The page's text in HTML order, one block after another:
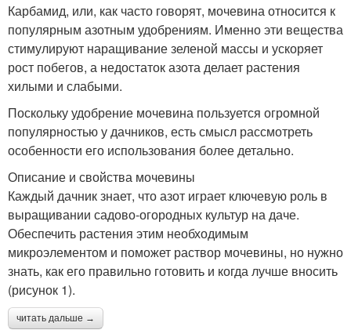
Карбамид, или, как часто говорят, мочевина относится к
популярным азотным удобрениям. Именно эти вещества
стимулируют наращивание зеленой массы и ускоряет
рост побегов, а недостаток азота делает растения
хилыми и слабыми.
Поскольку удобрение мочевина пользуется огромной
популярностью у дачников, есть смысл рассмотреть
особенности его использования более детально.
Описание и свойства мочевины
Каждый дачник знает, что азот играет ключевую роль в
выращивании садово-огородных культур на даче.
Обеспечить растения этим необходимым
микроэлементом и поможет раствор мочевины, но нужно
знать, как его правильно готовить и когда лучше вносить
(рисунок 1).
читать дальше →